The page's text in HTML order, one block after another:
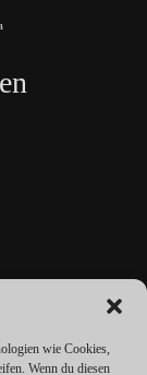
wie Cookies,
Wenn du diesen